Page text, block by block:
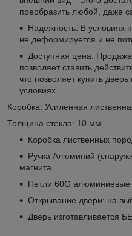
преобразить любой, даже
Надежность. В условиях
не деформируется и не
Доступная цена.
позволяет ставить
что позволяет купить
условиях.
Коробка: Усиленная
Толщина стекла: 10 мм
Коробка лиственных
Ручка Алюминий
магнита
Петли 60G алюминиевые
Открывание двери: на
Дверь изготавливается